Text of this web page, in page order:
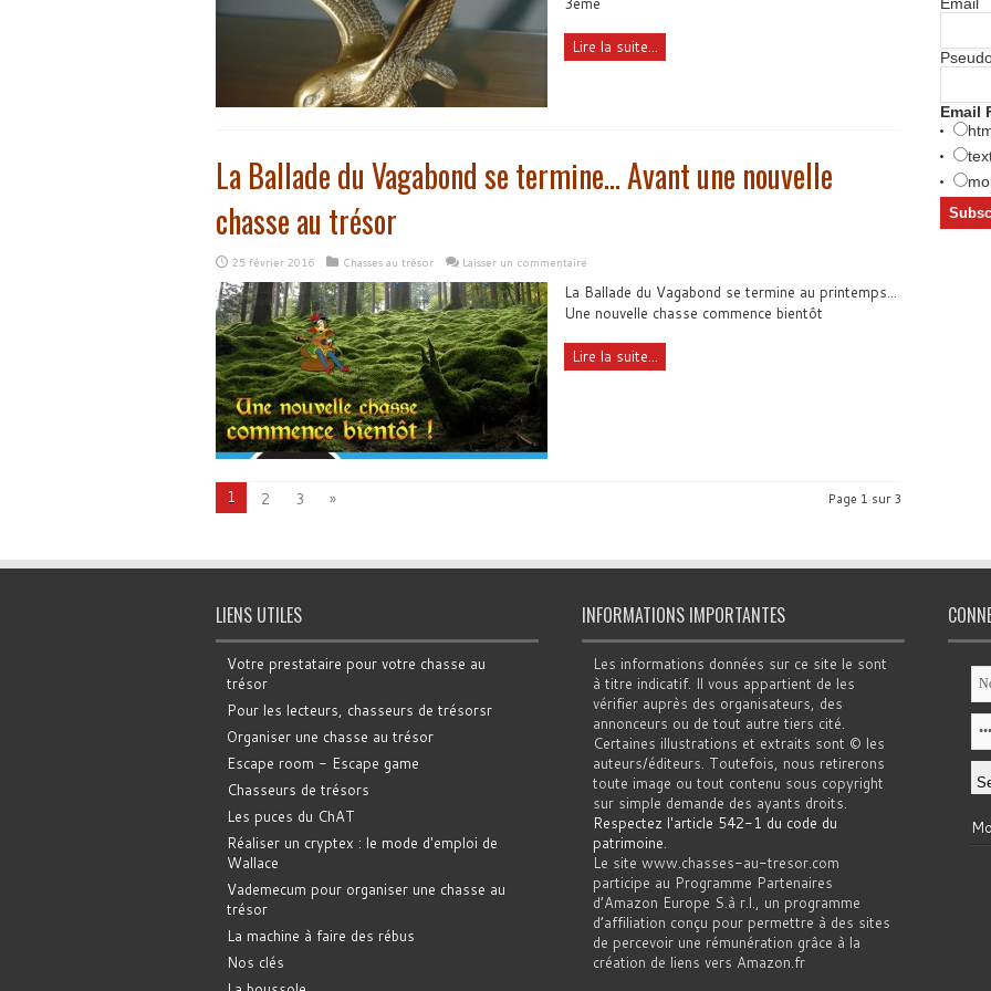
Lire la suite...
La Ballade du Vagabond se termine… Avant une nouvelle
chasse au trésor
25 février 2016 Chasses au trésor Laisser un commentaire
La Ballade du Vagabond se termine au printemps...
Une nouvelle chasse commence bientôt
Lire la suite...
Page 1 sur 3
1 2 3 »
Email
LIENS UTILES
Votre prestataire pour votre chasse au
trésor
Pour les lecteurs, chasseurs de trésorsr
Organiser une chasse au trésor
Escape room - Escape game
Chasseurs de trésors
Les puces du ChAT
Réaliser un cryptex : le mode d'emploi de
Wallace
Vademecum pour organiser une chasse au
trésor
La machine à faire des rébus
Nos clés
INFORMATIONS IMPORTANTES
Les informations données sur ce site le sont
à titre indicatif. Il vous appartient de les
vérifier auprès des organisateurs, des
annonceurs ou de tout autre tiers cité.
Certaines illustrations et extraits sont © les
auteurs/éditeurs. Toutefois, nous retirerons
toute image ou tout contenu sous copyright
sur simple demande des ayants droits.
Respectez l'article 542-1 du code du
patrimoine.
Le site www.chasses-au-tresor.com
participe au Programme Partenaires
d’Amazon Europe S.à r.l., un programme
d’affiliation conçu pour permettre à des sites
de percevoir une rémunération grâce à la
création de liens vers Amazon.fr